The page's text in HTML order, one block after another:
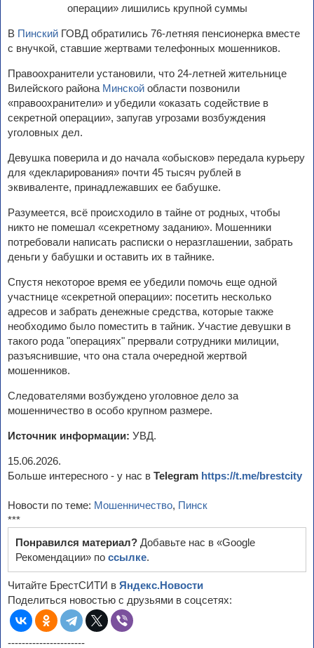
В Пинский ГОВД обратились 76-летняя пенсионерка вместе
с внучкой, ставшие жертвами телефонных мошенников.
Правоохранители установили, что 24-летней жительнице
Вилейского района Минской области позвонили
«правоохранители» и убедили «оказать содействие в
секретной операции», запугав угрозами возбуждения
уголовных дел.
Девушка поверила и до начала «обысков» передала курьеру
для «декларирования» почти 45 тысяч рублей в
эквиваленте, принадлежавших ее бабушке.
Разумеется, всё происходило в тайне от родных, чтобы
никто не помешал «секретному заданию». Мошенники
потребовали написать расписки о неразглашении, забрать
деньги у бабушки и оставить их в тайнике.
Спустя некоторое время ее убедили помочь еще одной
участнице «секретной операции»: посетить несколько
адресов и забрать денежные средства, которые также
необходимо было поместить в тайник. Участие девушки в
такого рода "операциях" прервали сотрудники милиции,
разъяснившие, что она стала очередной жертвой
мошенников.
Следователями возбуждено уголовное дело за
мошенничество в особо крупном размере.
Источник информации: УВД.
15.06.2026.
Больше интересного - у нас в Telegram https://t.me/brestcity
Новости по теме: Мошенничество, Пинск
***
Понравился материал? Добавьте нас в «Google
Рекомендации» по ссылке.
Читайте БрестСИТИ в Яндекс.Новости
Поделиться новостью с друзьями в соцсетях:
----------------------